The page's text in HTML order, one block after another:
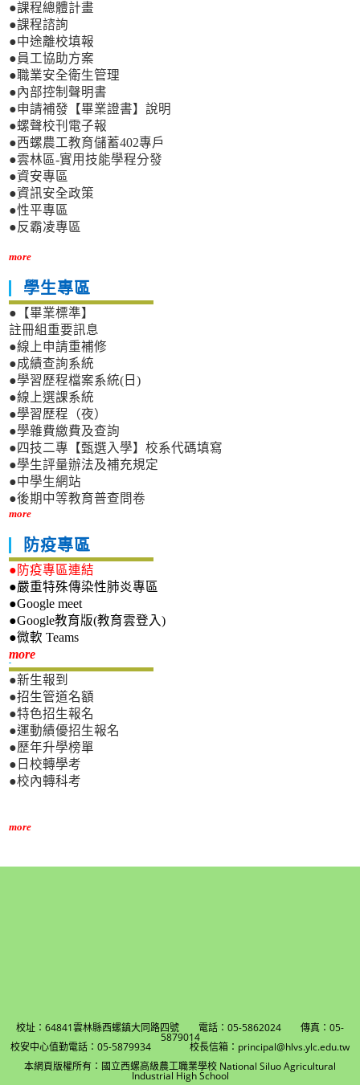
●課程總體計畫
●課程諮詢
●中途離校填報
●員工協助方案
●職業安全衛生管理
●內部控制聲明書
●申請補發【畢業證書】說明
●螺聲校刊電子報
●西螺農工教育儲蓄402專戶
●雲林區-實用技能學程分發
●資安專區
●資訊安全政策
●性平專區
●反霸凌專區
more
學生專區
●【畢業標準】
註冊組重要訊息
●線上申請重補修
●成績查詢系統
●學習歷程檔案系統(日)
●線上選課系統
●學習歷程（夜）
●學雜費繳費及查詢
●四技二專【甄選入學】校系代碼填寫
●學生評量辦法及補充規定
●中學生網站
●後期中等教育普查問卷
more
防疫專區
●防疫專區連結
●嚴重特殊傳染性肺炎專區
●Google meet
●Google教育版(教育雲登入)
●微軟 Teams
more新生專區
●新生報到
●招生管道名額
●特色招生報名
●運動績優招生報名
●歷年升學榜單
●日校轉學考
●校內轉科考
more
校址：64841雲林縣西螺鎮大同路四號 電話：05-5862024 傳真：05-
5879014
校安中心值勤電話：05-5879934 校長信箱：principal@hlvs.ylc.edu.tw
本網頁版權所有：國立西螺高級農工職業學校 National Siluo Agricultural
Industrial High School